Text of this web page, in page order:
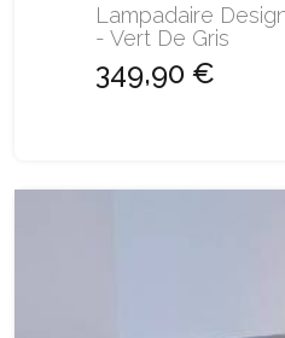
Lampadaire
- Vert De Gris
349,90 €